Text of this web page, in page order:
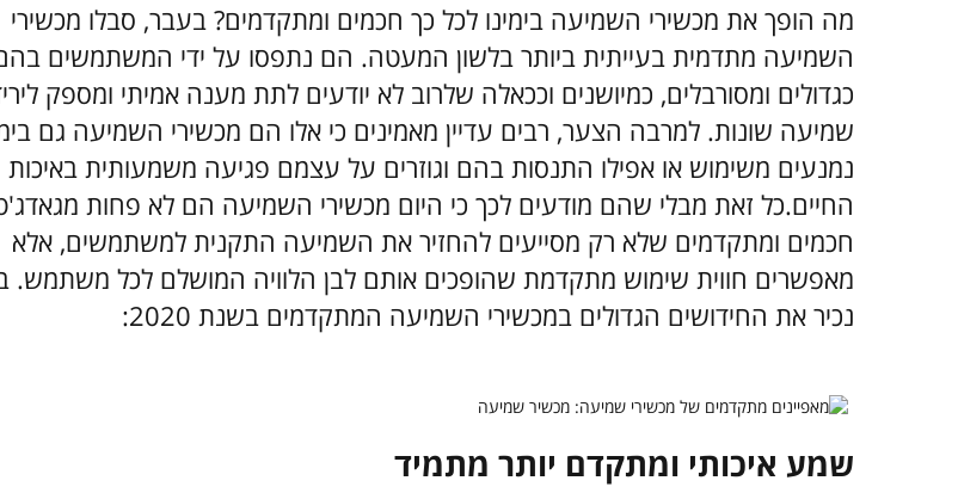
מה הופך את מכשירי השמיעה בימינו לכל כך חכמים ומתקדמים? בעבר, סבלו מכשירי
השמיעה מתדמית בעייתית ביותר בלשון המעטה. הם נתפסו על ידי המשתמשים
כגדולים ומסורבלים, כמיושנים וככאלה שלרוב לא יודעים לתת מענה אמיתי ומספק
שמיעה שונות. למרבה הצער, רבים עדיין מאמינים כי אלו הם מכשירי השמיעה גם
נמנעים משימוש או אפילו התנסות בהם וגוזרים על עצמם פגיעה משמעותית באיכות
החיים.כל זאת מבלי שהם מודעים לכך כי היום מכשירי השמיעה הם לא פחות
חכמים ומתקדמים שלא רק מסייעים להחזיר את השמיעה התקנית למשתמשים, אלא
מאפשרים חווית שימוש מתקדמת שהופכים אותם לבן הלוויה המושלם לכל משתמש.
נכיר את החידושים הגדולים במכשירי השמיעה המתקדמים בשנת 2020:
שמע איכותי ומתקדם יותר מתמיד